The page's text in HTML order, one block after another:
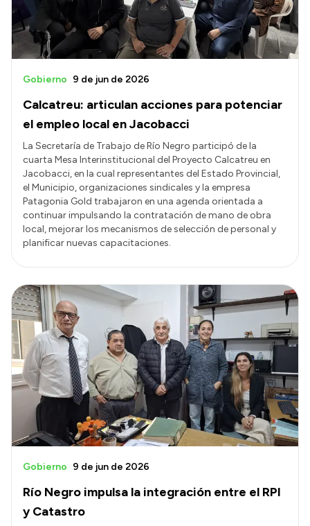
Accesos directos
SIU GUARANÍ
TECNICATURAS
CAPACITACIONES
Calcatreu: articulan acciones para potenciar
el empleo local en Jacobacci
Gobierno 9 de jun de 2026
La Secretaría de Trabajo de Río Negro participó de la
cuarta Mesa Interinstitucional del Proyecto Calcatreu en
Jacobacci, en la cual representantes del Estado Provincial,
el Municipio, organizaciones sindicales y la empresa
Patagonia Gold trabajaron en una agenda orientada a
continuar impulsando la contratación de mano de obra
local, mejorar los mecanismos de selección de personal y
planificar nuevas capacitaciones.
Río Negro impulsa la integración entre el RPI
y Catastro
Gobierno 9 de jun de 2026